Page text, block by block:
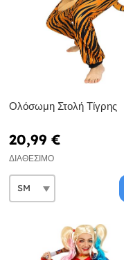
Ολόσωμη Στολή Τίγρης
20,99 €
ΔΙΑΘΈΣΙΜΟ